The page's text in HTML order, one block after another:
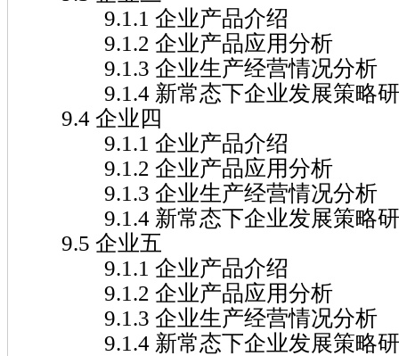
9.1.1 企业产品介绍
9.1.2 企业产品应用分析
9.1.3 企业生产经营情况分析
9.1.4 新常态下企业发展策略
9.4 企业四
9.1.1 企业产品介绍
9.1.2 企业产品应用分析
9.1.3 企业生产经营情况分析
9.1.4 新常态下企业发展策略
9.5 企业五
9.1.1 企业产品介绍
9.1.2 企业产品应用分析
9.1.3 企业生产经营情况分析
9.1.4 新常态下企业发展策略